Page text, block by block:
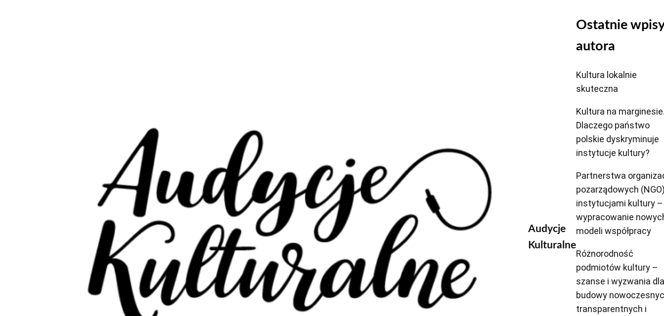
Audycje
Kulturalne
Ostatnie wpisy
autora
Kultura lokalnie
skuteczna
Kultura na
Dlaczego państwo
polskie dyskryminuje
instytucje kultury?
Partnerstwa
pozarządowych
instytucjami kultury –
wypracowanie
modeli współpracy
Różnorodność
podmiotów kultury –
szanse i wyzwania dla
budowy
transparentnych i